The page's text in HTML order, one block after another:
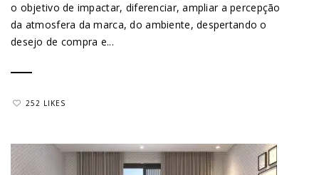
o objetivo de impactar, diferenciar, ampliar a percepção
da atmosfera da marca, do ambiente, despertando o
desejo de compra e...
252 LIKES